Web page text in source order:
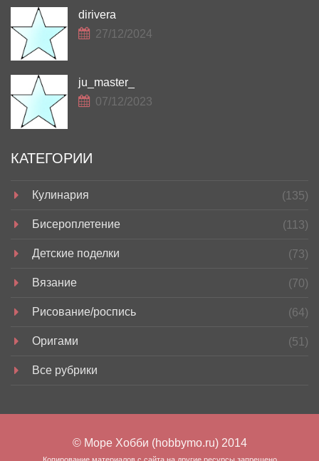
dirivera
27/12/2024
ju_master_
07/12/2023
КАТЕГОРИИ
Кулинария (135)
Бисероплетение (113)
Детские поделки (73)
Вязание (70)
Рисование/роспись (64)
Оригами (51)
Все рубрики
© Море Хобби (hobbymo.ru) 2014
Копирование материалов с сайта на другие ресурсы запрещено